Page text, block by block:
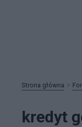
Strona główna
kredyt